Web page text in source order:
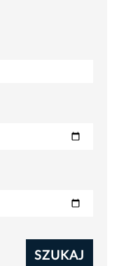
SZUKAJ